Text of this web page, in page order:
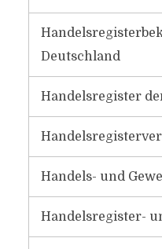
Deutschland
Handelsregister
Handels- und
Handelsregister-